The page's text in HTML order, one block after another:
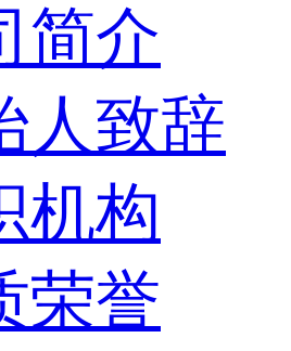
简介
人致辞
机构
荣誉